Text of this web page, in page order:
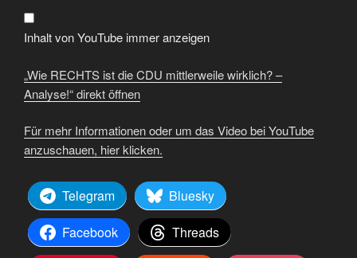
mittlerweile
wirklich?
–
Analyse!“
YouTube
anzeigen
Inhalt von YouTube immer anzeigen
„Wie RECHTS ist die CDU mittlerweile wirklich? –
Analyse!“ direkt öffnen
Für mehr Informationen oder um das Video bei YouTube
anzuschauen, hier klicken.
Telegram
Bluesky
Facebook
Threads